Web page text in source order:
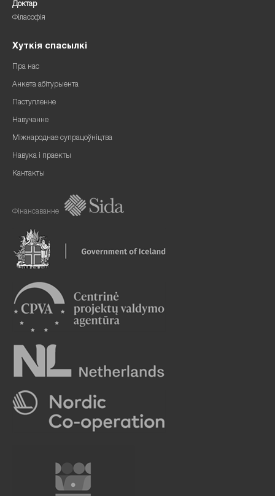
Доктар
Філасофія
Хуткія спасылкі
Пра нас
Анкета абітурыента
Паступленне
Навучанне
Міжнароднае супрацоўніцтва
Навука і праекты
Кантакты
Фінансаванне